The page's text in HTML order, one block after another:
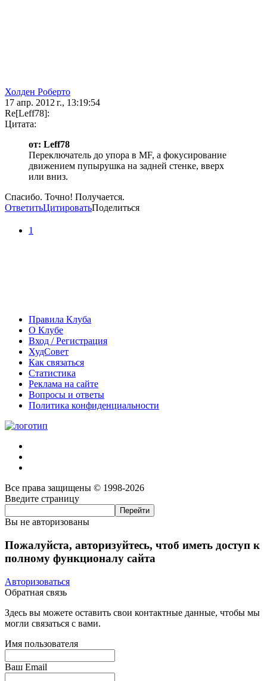
Холден Роберто
17 апр. 2012 г., 13:19:54
Re[Leff78]:
Цитата:
от: Leff78
Переключатель до упора в MF, а фокусирование
движением пупырушка на задней стенке, вверх
или вниз.
Спасибо. Точно! Получается.
ОтветитьЦитироватьПоделиться
1
Правила Клуба
О Клубе
Вход / Регистрация
ХудСовет
Как связаться
Статистика
Реклама на сайте
Вопросы и ответы
Политика конфиденциальности
Все права защищены © 1998-2026
Введите страницу
Вы не авторизованы
Пожалуйста, авторизуйтесь, чтоб иметь доступ к
полному функционалу сайта
Авторизоваться
Обратная связь
Здесь вы можете оставить свои контактные данные, чтобы мы
могли связаться с вами.
Имя пользователя
Ваш Email